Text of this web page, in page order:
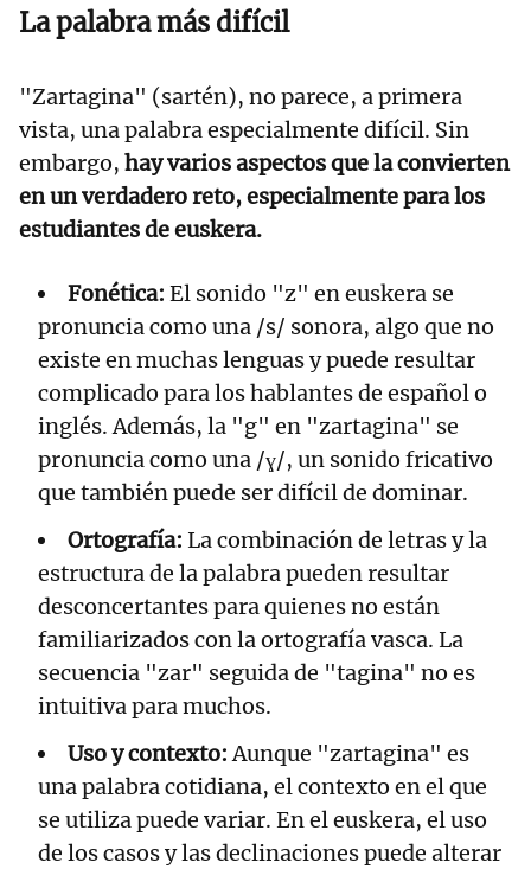
La palabra más difícil
"Zartagina" (sartén), no parece, a primera
vista, una palabra especialmente difícil. Sin
embargo, hay varios aspectos que la convierten
en un verdadero reto, especialmente para los
estudiantes de euskera.
Fonética: El sonido "z" en euskera se
pronuncia como una /s/ sonora, algo que no
existe en muchas lenguas y puede resultar
complicado para los hablantes de español o
inglés. Además, la "g" en "zartagina" se
pronuncia como una /ɣ/, un sonido fricativo
que también puede ser difícil de dominar.
Ortografía: La combinación de letras y la
estructura de la palabra pueden resultar
desconcertantes para quienes no están
familiarizados con la ortografía vasca. La
secuencia "zar" seguida de "tagina" no es
intuitiva para muchos.
Uso y contexto:Aunque "zartagina" es
una palabra cotidiana, el contexto en el que
se utiliza puede variar. En el euskera, el uso
de los casos y las declinaciones puede alterar